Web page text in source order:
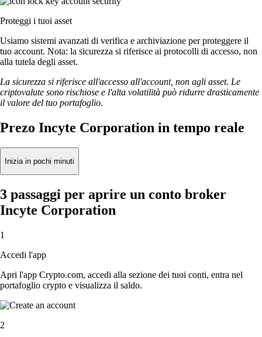
Proteggi i tuoi asset
Usiamo sistemi avanzati di verifica e archiviazione per proteggere il
tuo account. Nota: la sicurezza si riferisce ai protocolli di accesso, non
alla tutela degli asset.
La sicurezza si riferisce all'accesso all'account, non agli asset. Le
criptovalute sono rischiose e l'alta volatilità può ridurre drasticamente
il valore del tuo portafoglio.
Prezo Incyte Corporation in tempo reale
Inizia in pochi minuti
3 passaggi per aprire un conto broker
Incyte Corporation
1
Accedi l'app
Apri l'app Crypto.com, accedi alla sezione dei tuoi conti, entra nel
portafoglio crypto e visualizza il saldo.
2